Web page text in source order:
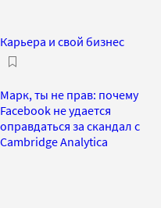
Карьера и свой бизнес
Марк, ты не прав: почему
Facebook не удается
оправдаться за скандал с
Cambridge Analyticа